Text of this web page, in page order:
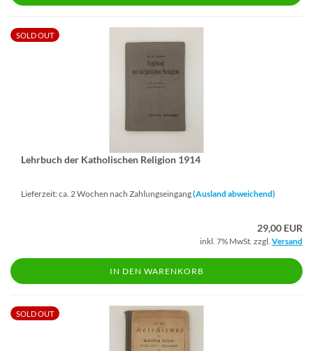
SOLD OUT
Lehr­buch der Ka­tho­li­schen Re­li­gi­on 1914
Lieferzeit: ca. 2 Wochen nach Zahlungseingang(Ausland abweichend)
29,00 EUR
inkl. 7% MwSt. zzgl. Versand
IN DEN WARENKORB
SOLD OUT